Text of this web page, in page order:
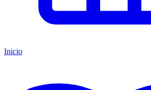
Inicio